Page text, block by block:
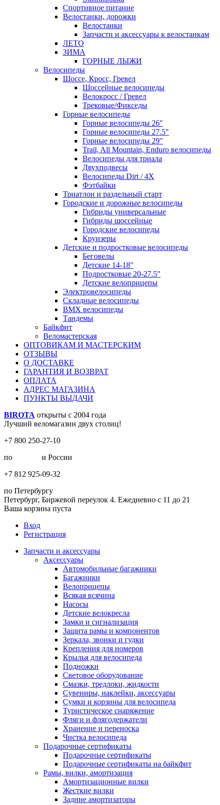
Спортивное питание
Велостанки, дорожки
Велостанки
Запчасти и аксессуары к велостанкам
ЛЕТО
ЗИМА
ГОРНЫЕ ЛЫЖИ
Велосипеды
Шоссе, Кросс, Гревел
Шоссейные велосипеды
Велокросс / Гревел
Трековые/Фикседы
Горные велосипеды
Горные велосипеды 26"
Горные велосипеды 27.5"
Горные велосипеды 29"
Trail, All Mountain, Enduro велосипеды
Велосипеды для триала
Двухподвесы
Велосипеды Dirt / 4X
Фэтбайки
Триатлон и раздельный старт
Городские и дорожные велосипеды
Гибриды универсальные
Гибриды шоссейные
Городские велосипеды
Круизеры
Детские и подростковые велосипеды
Беговелы
Детские 14-18"
Подростковые 20-27.5"
Детские велоприцепы
Электровелосипеды
Складные велосипеды
BMX велосипеды
Тандемы
Байкфит
Веломастерская
ОПТОВИКАМ И МАСТЕРСКИМ
ОТЗЫВЫ
О ДОСТАВКЕ
ГАРАНТИЯ И ВОЗВРАТ
ОПЛАТА
АДРЕС МАГАЗИНА
ПУНКТЫ ВЫДАЧИ
BIROTA открыты с 2004 года
Лучший веломагазин двух столиц!
+7 800 250-27-10
по
и России
+7 812 925-09-32
по Петербургу
Петербург, Биржевой переулок 4. Ежедневно с 11 до 21
Ваша корзина пуста
Вход
Регистрация
Запчасти и аксессуары
Аксессуары
Автомобильные багажники
Багажники
Велоприцепы
Всякая всячина
Насосы
Детские велокресла
Замки и сигнализация
Защита рамы и компонентов
Зеркала, звонки и гудки
Крепления для номеров
Крылья для велосипеда
Подножки
Световое оборудование
Смазки, тредлоки, жидкости
Сувениры, наклейки, аксессуары
Сумки и корзины для велосипеда
Туристическое снаряжение
Фляги и флягодержатели
Хранение и переноска
Чистка велосипеда
Подарочные сертификаты
Подарочные сертификаты
Подарочные сертификаты на байкфит
Рамы, вилки, амортизация
Амортизационные вилки
Жесткие вилки
Задние амортизаторы